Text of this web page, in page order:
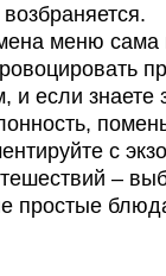
меню сама
и если знаете
с
–
простые